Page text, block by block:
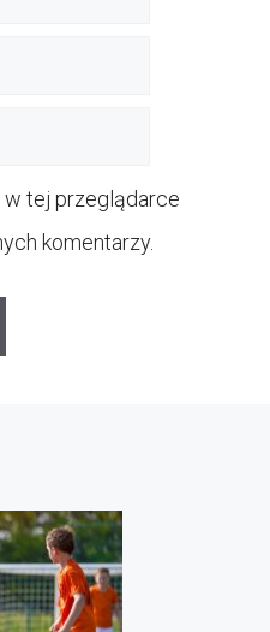
w tej przeglądarce
komentarzy.